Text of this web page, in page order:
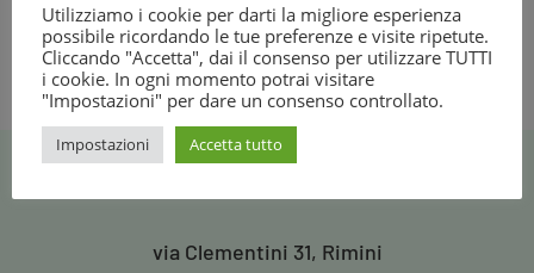
Confesercenti
via Clementini 31, Rimini
Utilizziamo i cookie per darti la migliore esperienza
possibile ricordando le tue preferenze e visite ripetute.
Cliccando "Accetta", dai il consenso per utilizzare TUTTI
i cookie. In ogni momento potrai visitare
"Impostazioni" per dare un consenso controllato.
Impostazioni Accetta tutto